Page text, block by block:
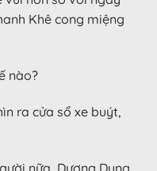
Khê cong miệng
nào?
ra cửa sổ xe buýt,
nữa, Dương Dung,